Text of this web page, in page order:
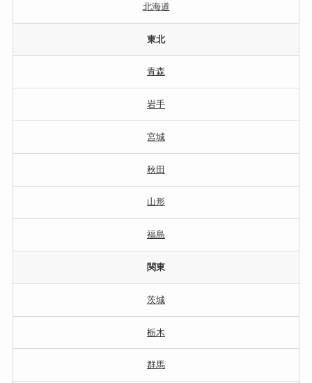
北海道
東北
青森
岩手
宮城
秋田
山形
福島
関東
茨城
栃木
群馬